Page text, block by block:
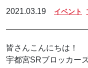
2021.03.19 イベント
皆さんこんにちは！
宇都宮SRブロッカー